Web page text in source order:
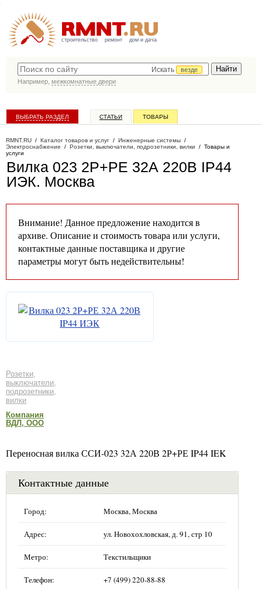
строительство ремонт дом и дача
Искать
везде
Например, межкомнатные двери
ВЫБРАТЬ РАЗДЕЛ СТАТЬИ ТОВАРЫ
RMNT.RU / Каталог товаров и услуг / Инженерные системы /
Электроснабжение / Розетки, выключатели, подрозетники, вилки / Товары и
услуги
Вилка 023 2Р+РЕ 32А 220В IP44
ИЭК. Москва
Внимание! Данное предложение находится в
архиве. Описание и стоимость товара или услуги,
контактные данные поставщика и другие
параметры могут быть недействительны!
Розетки,
выключатели,
подрозетники,
вилки
Компания
ВДЛ, ООО
Переносная вилка ССИ-023 32А 220В 2Р+РЕ IP44 IEK
Контактные данные
Город: Москва, Москва
Адрес: ул. Новохохловская, д. 91, стр 10
Метро: Текстильщики
Телефон: +7 (499) 220-88-88